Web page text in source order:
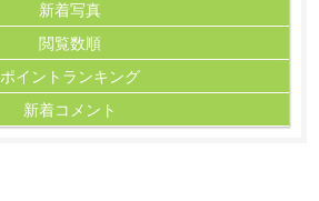
新着写真
閲覧数順
ポイント ランキング
新着コメント